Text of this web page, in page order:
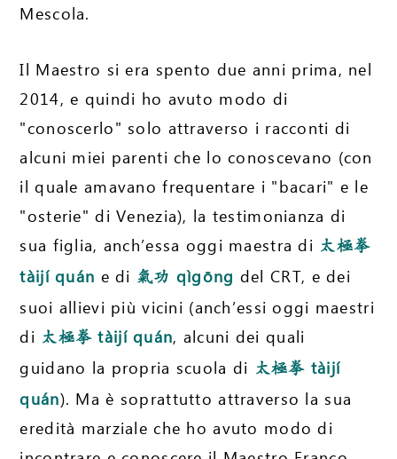
Mescola.
Il Maestro si era spento due anni prima, nel
2014, e quindi ho avuto modo di
"conoscerlo" solo attraverso i racconti di
alcuni miei parenti che lo conoscevano (con
il quale amavano frequentare i "bacari" e le
"osterie" di Venezia), la testimonianza di
sua figlia, anch’essa oggi maestra di 太極拳
tàijí quán e di 氣功 qìgōng del CRT, e dei
suoi allievi più vicini (anch’essi oggi maestri
di 太極拳 tàijí quán, alcuni dei quali
guidano la propria scuola di 太極拳 tàijí
quán). Ma è soprattutto attraverso la sua
eredità marziale che ho avuto modo di